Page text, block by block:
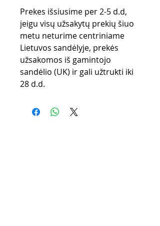
Prekes išsiusime per 2-5 d.d,
jeigu visų užsakytų prekių šiuo
metu neturime centriniame
Lietuvos sandėlyje, prekės
užsakomos iš gamintojo
sandėlio (UK) ir gali užtrukti iki
28 d.d.